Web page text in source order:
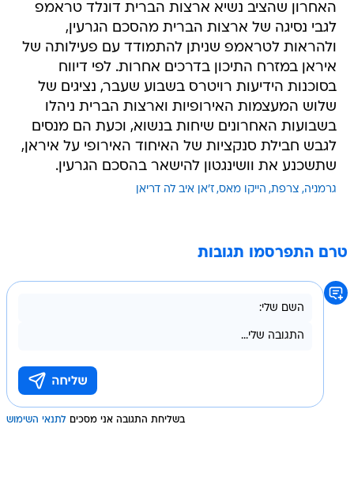
האחרון שהציב נשיא ארצות הברית דונלד טראמפ
לגבי נסיגה של ארצות הברית מהסכם הגרעין,
ולהראות לטראמפ שניתן להתמודד עם פעילותה של
איראן במזרח התיכון בדרכים אחרות. לפי דיווח
בסוכנות הידיעות רויטרס בשבוע שעבר, נציגים של
שלוש המעצמות האירופיות וארצות הברית ניהלו
בשבועות האחרונים שיחות בנשוא, וכעת הם מנסים
לגבש חבילת סנקציות של האיחוד האירופי על איראן,
שתשכנע את וושינגטון להישאר בהסכם הגרעין.
גרמניה צרפת הייקו מאס ז'אן איב לה דריאן
טרם התפרסמו תגובות
בשליחת התגובה אני מסכים לתנאי השימוש